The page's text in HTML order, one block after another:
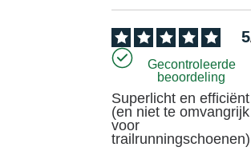
5
Gecontroleerde
beoordeling
Superlicht en efficiënt
(en niet te omvangrijk
voor
trailrunningschoenen)